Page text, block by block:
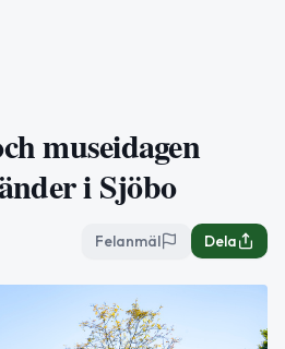
museidagen
i Sjöbo
Felanmäl Dela